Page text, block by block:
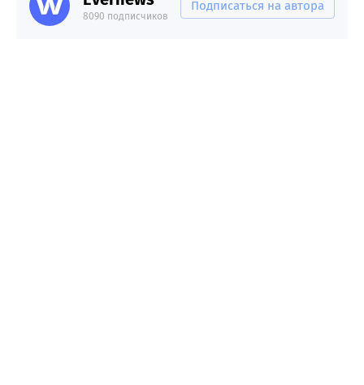
8090 подписчиков
Подписаться на автора